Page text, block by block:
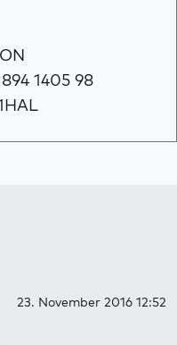
1405 98
23. November 2016 12:52